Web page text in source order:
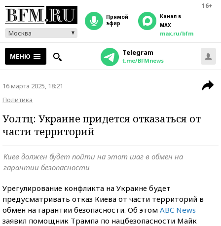
16+
Москва
прямой
эфир
Канал в
MAX
max.ru/bfm
МЕНЮ Telegram
t.me/BFMnews
16 марта 2025, 18:21
Политика
Уолтц: Украине придется отказаться от
части территорий
Киев должен будет пойти на этот шаг в обмен на
гарантии безопасности
Урегулирование конфликта на Украине будет
предусматривать отказ Киева от части территорий в
обмен на гарантии безопасности. Об этом ABC News
заявил помощник Трампа по нацбезопасности Майк